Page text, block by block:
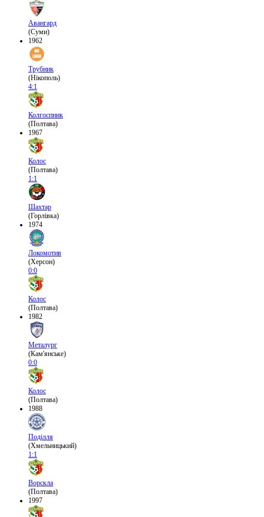
Авангард
(Суми)
1962
Трубник
(Нікополь)
4:1
Колгоспник
(Полтава)
1967
Колос
(Полтава)
1:1
Шахтар
(Горлівка)
1974
Локомотив
(Херсон)
0:0
Колос
(Полтава)
1982
Металург
(Кам'янське)
0:0
Колос
(Полтава)
1988
Поділля
(Хмельницький)
1:1
Ворскла
(Полтава)
1997